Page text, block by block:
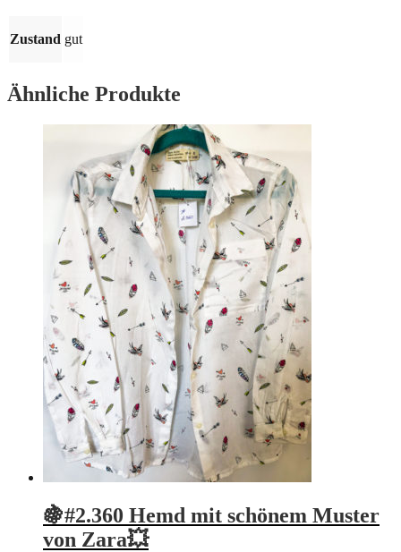
Zustand gut
Ähnliche Produkte
🍇#2.360 Hemd mit schönem Muster
von Zara💥